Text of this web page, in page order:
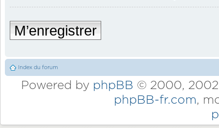
M’enregistrer
Index du forum
Powered by phpBB © 2000,
phpBB-fr.com,